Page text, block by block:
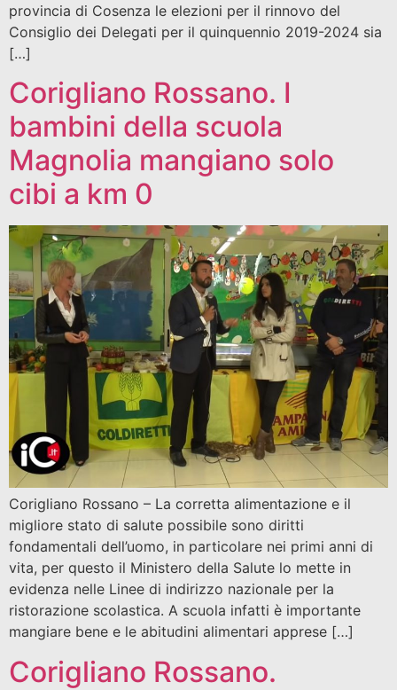
provincia di Cosenza le elezioni per il rinnovo del
Consiglio dei Delegati per il quinquennio 2019-2024 sia
[…]
Corigliano Rossano. I
bambini della scuola
Magnolia mangiano solo
cibi a km 0
Corigliano Rossano – La corretta alimentazione e il
migliore stato di salute possibile sono diritti
fondamentali dell’uomo, in particolare nei primi anni di
vita, per questo il Ministero della Salute lo mette in
evidenza nelle Linee di indirizzo nazionale per la
ristorazione scolastica. A scuola infatti è importante
mangiare bene e le abitudini alimentari apprese […]
Corigliano Rossano.